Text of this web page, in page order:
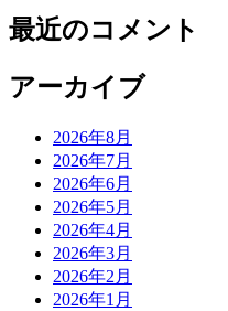
最近のコメント
アーカイブ
2026年8月
2026年7月
2026年6月
2026年5月
2026年4月
2026年3月
2026年2月
2026年1月